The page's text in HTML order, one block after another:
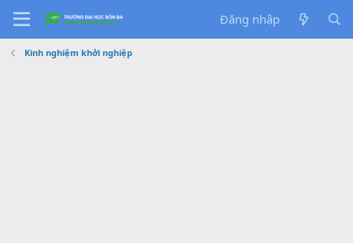
Đăng nhập
Kinh nghiệm khởi nghiệp